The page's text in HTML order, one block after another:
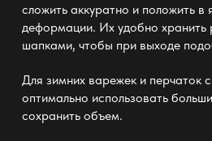
сложить аккуратно и положить в
деформации. Их удобно
шапками, чтобы при выходе
Для зимних варежек и перчаток
оптимально использовать
сохранить объем.